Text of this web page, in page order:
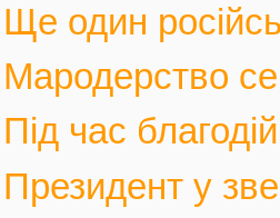
Ще один
Мародерство
Під час
Президент у